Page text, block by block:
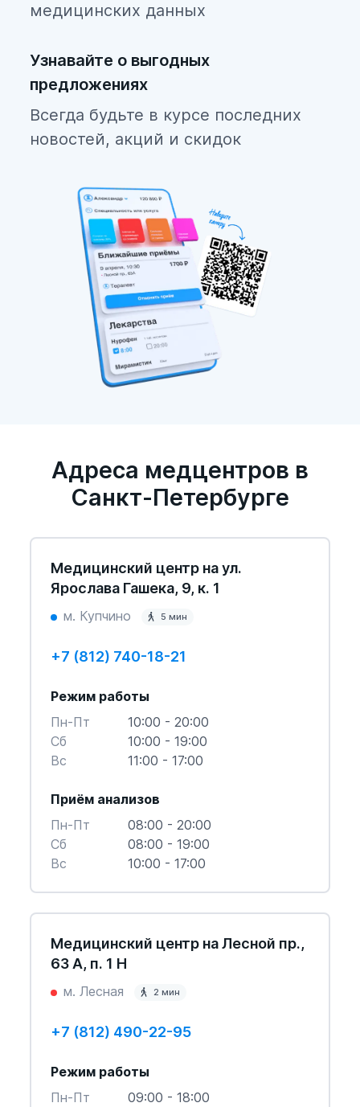
медицинских данных
Узнавайте о выгодных
предложениях
Всегда будьте в курсе последних
новостей, акций и скидок
Адреса медцентров в
Санкт-Петербурге
Медицинский центр на ул.
Ярослава Гашека, 9, к. 1
м. Купчино 5 мин
+7 (812) 740-18-21
Режим работы
Пн-Пт
10:00 - 20:00
Cб
10:00 - 19:00
Вс
11:00 - 17:00
Приём анализов
Пн-Пт
08:00 - 20:00
Cб
08:00 - 19:00
Вс
10:00 - 17:00
Медицинский центр на Лесной пр.,
63 А, п. 1 Н
м. Лесная 2 мин
+7 (812) 490-22-95
Режим работы
Пн-Пт
09:00 - 18:00